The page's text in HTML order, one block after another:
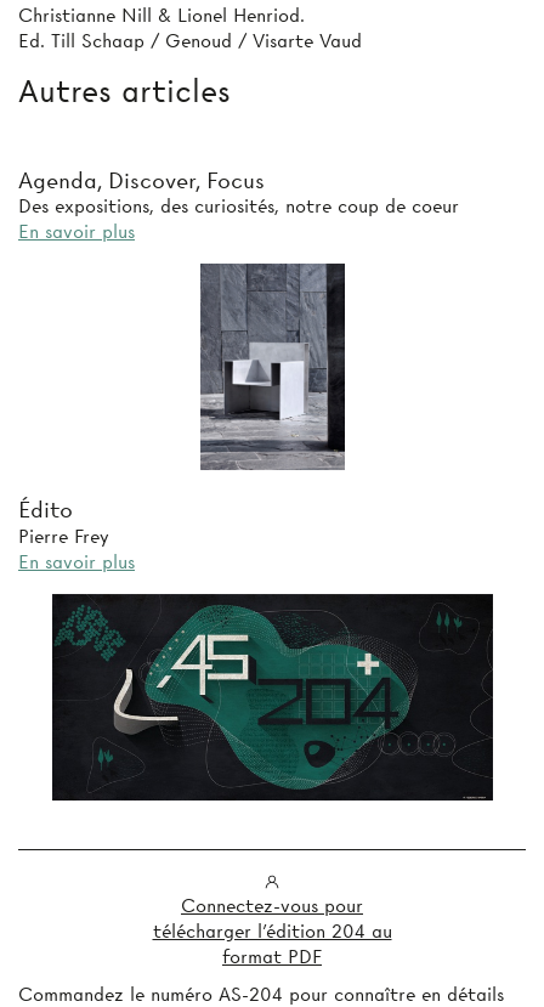
Christianne Nill & Lionel Henriod.
Ed. Till Schaap / Genoud / Visarte Vaud
Autres articles
Agenda, Discover, Focus
Des expositions, des curiosités, notre coup de coeur
En savoir plus
Édito
Pierre Frey
En savoir plus
Connectez-vous pour
télécharger l'édition 204 au
format PDF
Commandez le numéro AS-204 pour connaître en détails